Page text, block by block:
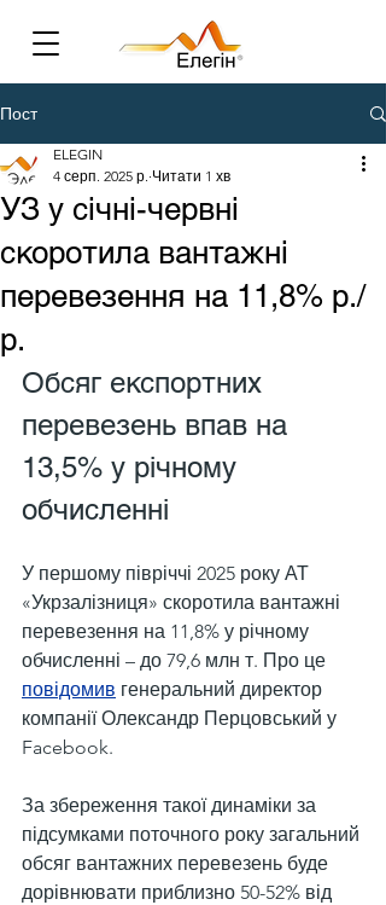
Пост
УЗ у січні-червні
скоротила вантажні
перевезення на 11,8% р./
р.
ELEGIN
4 серп. 2025 р. Читати 1 хв
Обсяг експортних
перевезень впав на
13,5% у річному
обчисленні
У першому півріччі 2025 року АТ
«Укрзалізниця» скоротила вантажні
перевезення на 11,8% у річному
обчисленні – до 79,6 млн т. Про це
повідомив генеральний директор
компанії Олександр Перцовський у
Facebook.
За збереження такої динаміки за
підсумками поточного року загальний
обсяг вантажних перевезень буде
дорівнювати приблизно 50-52% від